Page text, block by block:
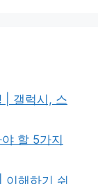
| 갤럭시, 스
할 5가지
이해하기 쉬